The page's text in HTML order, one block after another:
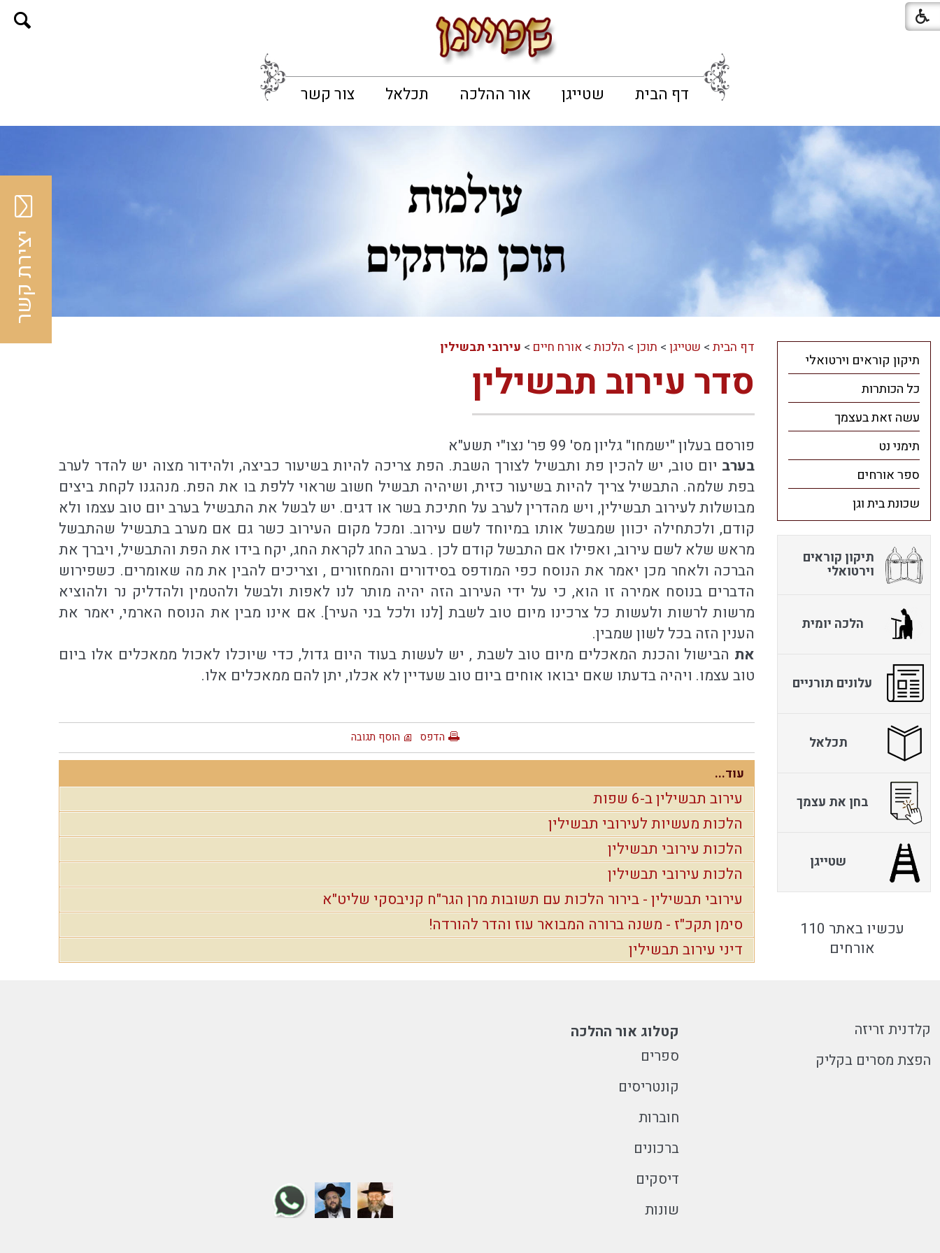
דף הבית שטייגן אור ההלכה תכלאל צור קשר
דף הבית> שטייגן> תוכן> הלכות> אורח חיים > עירובי תבשילין
סדר עירוב תבשילין
פורסם בעלון "ישמחו" גליון מס' 99 פר' נצו"י תשע"א
בערב יום טוב, יש להכין פת ותבשיל לצורך השבת. הפת צריכה להיות בשיעור כביצה, ולהידור מצוה יש להדר לערב
בפת שלמה. התבשיל צריך להיות בשיעור כזית, ושיהיה תבשיל חשוב שראוי ללפת בו את הפת. מנהגנו לקחת ביצים
מבושלות לעירוב תבשילין, ויש מהדרין לערב על חתיכת בשר או דגים. יש לבשל את התבשיל בערב יום טוב עצמו ולא
קודם, ולכתחילה יכוון שמבשל אותו במיוחד לשם עירוב. ומכל מקום העירוב כשר גם אם מערב בתבשיל שהתבשל
מראש שלא לשם עירוב, ואפילו אם התבשל קודם לכן . בערב החג לקראת החג, יקח בידו את הפת והתבשיל, ויברך את
הברכה ולאחר מכן יאמר את הנוסח כפי המודפס בסידורים והמחזורים , וצריכים להבין את מה שאומרים. כשפירוש
הדברים בנוסח אמירה זו הוא, כי על ידי העירוב הזה יהיה מותר לנו לאפות ולבשל ולהטמין ולהדליק נר ולהוציא
מרשות לרשות ולעשות כל צרכינו מיום טוב לשבת [לנו ולכל בני העיר]. אם אינו מבין את הנוסח הארמי, יאמר את
הענין הזה בכל לשון שמבין.
את הבישול והכנת המאכלים מיום טוב לשבת , יש לעשות בעוד היום גדול, כדי שיוכלו לאכול ממאכלים אלו ביום
טוב עצמו. ויהיה בדעתו שאם יבואו אוחים ביום טוב שעדיין לא אכלו, יתן להם ממאכלים אלו.
הדפס הוסף תגובה
עוד...
עירוב תבשילין ב-6 שפות
הלכות מעשיות לעירובי תבשילין
הלכות עירובי תבשילין
הלכות עירובי תבשילין
עירובי תבשילין - בירור הלכות עם תשובות מרן הגר"ח קניבסקי שליט"א
סימן תקכ"ז - משנה ברורה המבואר עוז והדר להורדה!
דיני עירוב תבשילין
תיקון קוראים וירטואלי
כל הכותרות
עשה זאת בעצמך
תימני נט
ספר אורחים
שכונת בית וגן
תיקון קוראים
וירטואלי
הלכה יומית
עלונים תורניים
תכלאל
בחן את עצמך
שטייגן
עכשיו באתר 110
אורחים
קלדנית זריזה
הפצת מסרים בקליק
קטלוג אור ההלכה
ספרים
קונטריסים
חוברות
ברכונים
דיסקים
שונות
יצירת קשר